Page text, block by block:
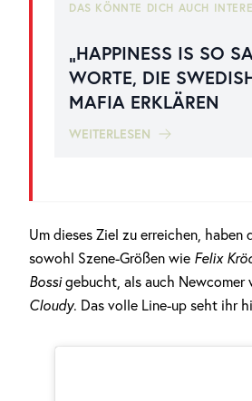
DAS KÖNNTE DICH AUCH
„HAPPINESS IS SO
WORTE, DIE
MAFIA ERKLÄREN
WEITERLESEN
Um dieses Ziel zu erreichen, haben
sowohl Szene-Größen wie Felix
Bossigebucht, als auch Newcomer
Cloudy. Das volle Line-up seht ihr